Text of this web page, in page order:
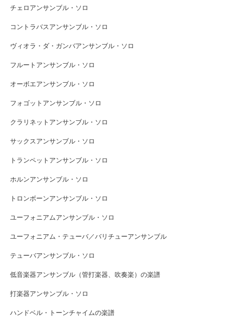
チェロアンサンブル・ソロ
コントラバスアンサンブル・ソロ
ヴィオラ・ダ・ガンバアンサンブル・ソロ
フルートアンサンブル・ソロ
オーボエアンサンブル・ソロ
フォゴットアンサンブル・ソロ
クラリネットアンサンブル・ソロ
サックスアンサンブル・ソロ
トランペットアンサンブル・ソロ
ホルンアンサンブル・ソロ
トロンボーンアンサンブル・ソロ
ユーフォニアムアンサンブル・ソロ
ユーフォニアム・テューバ／バリチューアンサンブル
テューバアンサンブル・ソロ
低音楽器アンサンブル（管打楽器、吹奏楽）の楽譜
打楽器アンサンブル・ソロ
ハンドベル・トーンチャイムの楽譜